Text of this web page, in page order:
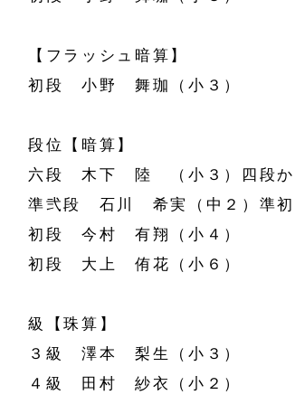
【フラッシュ暗算】
初段 小野 舞珈（小３）
段位【暗算】
六段 木下 陸 （小３）四段か
準弐段 石川 希実（中２）準初
初段 今村 有翔（小４）
初段 大上 侑花（小６）
級【珠算】
３級 澤本 梨生（小３）
４級 田村 紗衣（小２）